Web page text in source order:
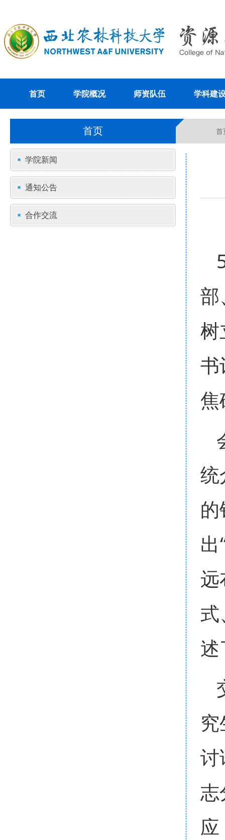
首页 学院概况 师资队伍 学科建
首页 首
学院新闻
通知公告
合作交流
部
树
书
焦
统
远
式
讨